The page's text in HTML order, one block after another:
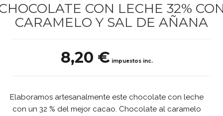
CON LECHE 32%
CARAMELO Y SAL DE AÑANA
8,20 € impuestos inc.
Elaboramos artesanalmente este chocolate con leche
con un 32 % del mejor cacao. Chocolate al caramelo